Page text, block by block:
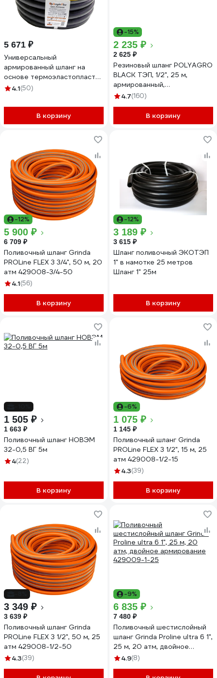
5 671 ₽
Универсальный
армированный шланг на
основе термоэластопласта
Berginflex 1", 25 м TPE-S-25B
4.1(50)
В корзину
-15%
2 235 ₽
2 625 ₽
Резиновый шланг POLYAGRO
BLACK ТЭП, 1/2", 25 м,
армированный,
морозостойкий 7558225
4.7(160)
В корзину
-12%
5 900 ₽
6 709 ₽
Поливочный шланг Grinda
PROLine FLEX 3 3/4", 50 м, 20
атм 429008-3/4-50
4.1(56)
В корзину
-12%
3 189 ₽
3 615 ₽
Шланг поливочный ЭКОТЭП
1" в намотке 25 метров
Шланг 1" 25м
В корзину
1 505 ₽
1 663 ₽
Поливочный шланг НОВЭМ
32-0,5 ВГ 5м
4(22)
В корзину
-6%
1 075 ₽
1 145 ₽
Поливочный шланг Grinda
PROLine FLEX 3 1/2", 15 м, 25
атм 429008-1/2-15
4.3(39)
В корзину
3 349 ₽
3 639 ₽
Поливочный шланг Grinda
PROLine FLEX 3 1/2", 50 м, 25
атм 429008-1/2-50
4.3(39)
-9%
6 835 ₽
7 480 ₽
Поливочный шестислойный
шланг Grinda Proline ultra 6 1",
25 м, 20 атм, двойное
армирование 429009-1-25
4.9(8)